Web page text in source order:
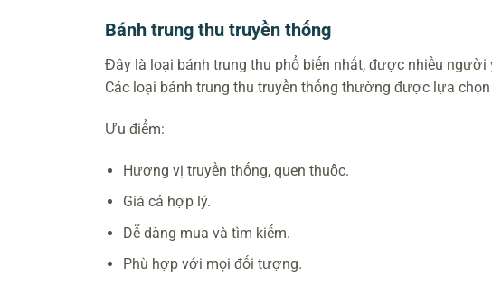
Bánh trung thu truyền thống
Đây là loại bánh trung thu phổ biến nhất, được nhiều
Các loại bánh trung thu truyền thống thường được lựa
Ưu điểm:
Hương vị truyền thống, quen thuộc.
Giá cả hợp lý.
Dễ dàng mua và tìm kiếm.
Phù hợp với mọi đối tượng.